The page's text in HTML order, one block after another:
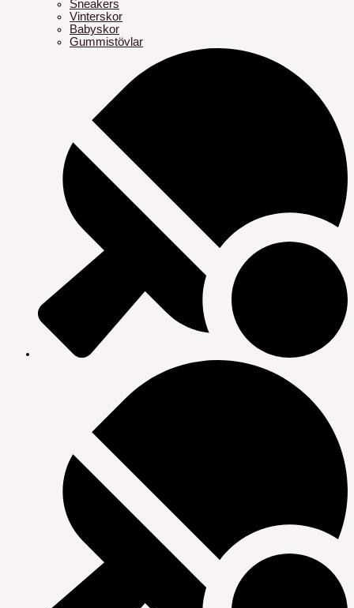
Sneakers
Vinterskor
Babyskor
Gummistövlar